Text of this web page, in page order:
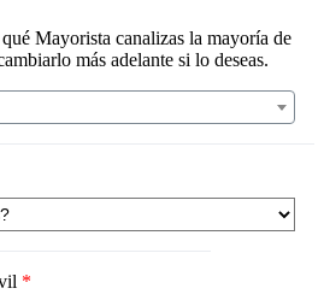
Mayorista canalizas la mayoría de
más adelante si lo deseas.
*